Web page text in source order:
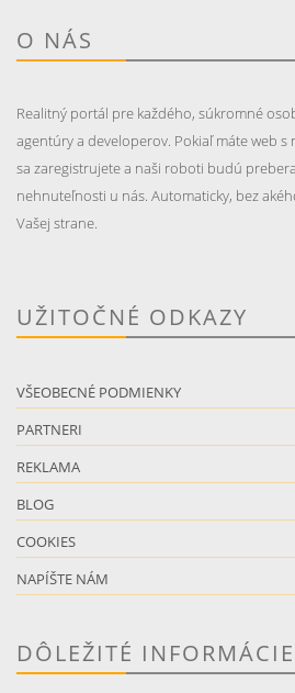
O NÁS
Realitný portál pre každého, súkromné
agentúry a developerov. Pokiaľ máte web
sa zaregistrujete a naši roboti budú
nehnuteľnosti u nás. Automaticky, bez
Vašej strane.
UŽITOČNÉ ODKAZY
VŠEOBECNÉ PODMIENKY
PARTNERI
REKLAMA
BLOG
COOKIES
NAPÍŠTE NÁM
DÔLEŽITÉ INFORMÁCIE